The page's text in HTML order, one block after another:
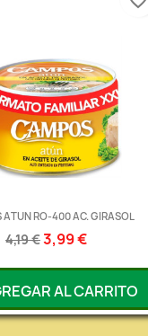
ATUN RO-400 AC. GIRASOL
4,19 €3,99 €
AL CARRITO